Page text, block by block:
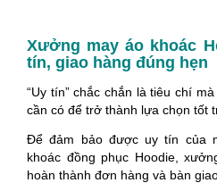
Xưởng may áo khoác
tín, giao hàng đúng hẹn
“Uy tín” chắc chắn là tiêu chí
cần có để trở thành lựa chọn tốt
Để đảm bảo được uy tín của
khoác đồng phục Hoodie,
hoàn thành đơn hàng và bàn